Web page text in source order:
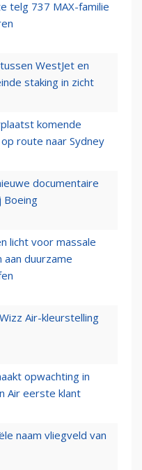
telg 737 MAX-familie
WestJet en
staking in zicht
komende
route naar Sydney
documentaire
Boeing
licht voor massale
duurzame
Air-kleurstelling
opwachting in
Air eerste klant
naam vliegveld van